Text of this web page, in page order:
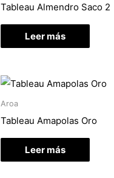
Tableau Almendro Saco 2
Leer más
Aroa
Tableau Amapolas Oro
Leer más